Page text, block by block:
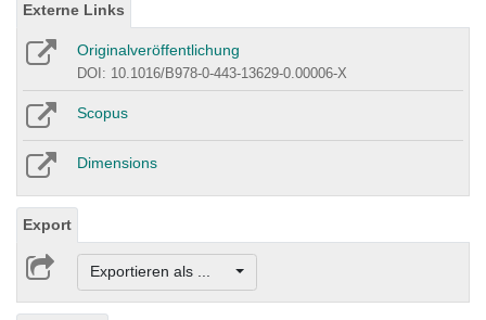
Externe Links
Originalveröffentlichung
DOI: 10.1016/B978-0-443-13629-0.00006-X
Scopus
Dimensions
Export
Exportieren als ...